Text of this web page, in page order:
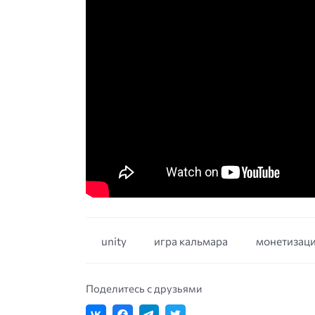
unity игра кальмара
Поделитесь с друзьями